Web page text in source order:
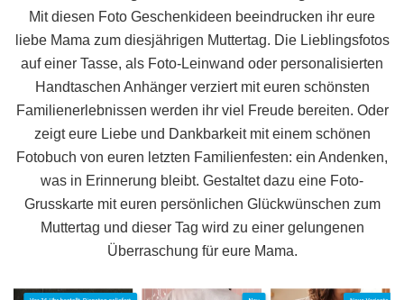
Mit diesen Foto Geschenkideen beeindrucken ihr eure
liebe Mama zum diesjährigen Muttertag. Die Lieblingsfotos
auf einer Tasse, als Foto-Leinwand oder personalisierten
Handtaschen Anhänger verziert mit euren schönsten
Familienerlebnissen werden ihr viel Freude bereiten. Oder
zeigt eure Liebe und Dankbarkeit mit einem schönen
Fotobuch von euren letzten Familienfesten: ein Andenken,
was in Erinnerung bleibt. Gestaltet dazu eine Foto-
Grusskarte mit euren persönlichen Glückwünschen zum
Muttertag und dieser Tag wird zu einer gelungenen
Überraschung für eure Mama.